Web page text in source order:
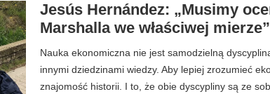
Jesús Hernández: „Musimy
Marshalla we właściwej mierze”
Nauka ekonomiczna nie jest samodzielną
innymi dziedzinami wiedzy. Aby lepiej zrozumieć
znajomość historii. I to, że obie dyscypliny są ze